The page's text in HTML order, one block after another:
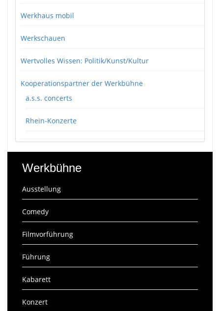
Werkhaus mobil
Werkschauen
Wertvolles Wissen: Politik/Kunst/Kultur
Kooperationspartner der Werkbühne
a.s.s. concerts
Rhein-Konzerte
Werkbühne
Ausstellung
Comedy
Filmvorführung
Führung
Kabarett
Konzert